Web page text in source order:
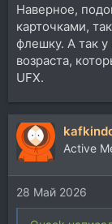
Наверное,
карточками,
флешку. А так у
возраста,
UFX.
Active
28 Май 2026